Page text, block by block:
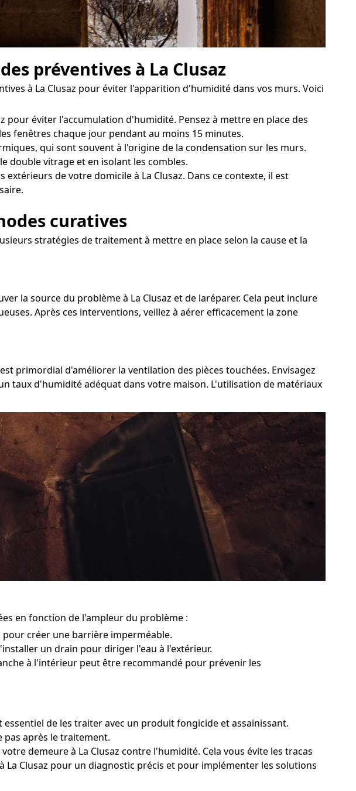
préventives à La Clusaz
à La Clusaz pour éviter l'apparition d'humidité dans vos murs. Voici
éviter l'accumulation d'humidité. Pensez à mettre en place des
fenêtres chaque jour pendant au moins 15 minutes.
qui sont souvent à l'origine de la condensation sur les murs.
double vitrage et en isolant les combles.
de votre domicile à La Clusaz. Dans ce contexte, il est
curatives
stratégies de traitement à mettre en place selon la cause et la
la source du problème à La Clusaz et de laréparer. Cela peut inclure
Après ces interventions, veillez à aérer efficacement la zone
primordial d'améliorer la ventilation des pièces touchées. Envisagez
taux d'humidité adéquat dans votre maison. L'utilisation de matériaux
en fonction de l'ampleur du problème :
créer une barrière imperméable.
un drain pour diriger l'eau à l'extérieur.
à l'intérieur peut être recommandé pour prévenir les
de les traiter avec un produit fongicide et assainissant.
pas après le traitement.
demeure à La Clusaz contre l'humidité. Cela vous évite les tracas
Clusaz pour un diagnostic précis et pour implémenter les solutions